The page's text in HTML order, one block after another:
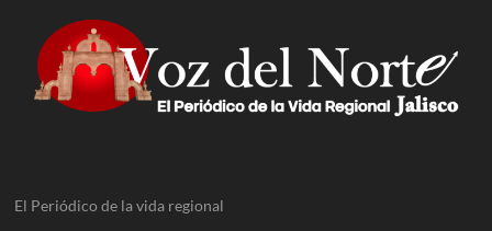
El Periódico de la vida regional